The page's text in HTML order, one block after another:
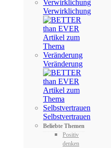
Verwirklichung
Veränderung
Selbstvertrauen
Beliebte Themen
Positiv
denken